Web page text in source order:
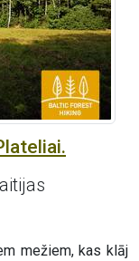
mežiem, kas klāj